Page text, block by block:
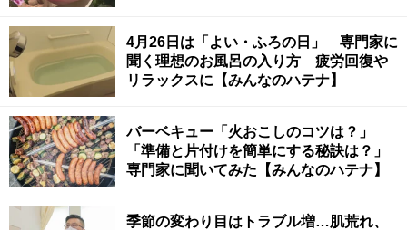
4月26日は「よい・ふろの日」 専門家に
聞く理想のお風呂の入り方 疲労回復や
リラックスに【みんなのハテナ】
バーベキュー「火おこしのコツは？」
「準備と片付けを簡単にする秘訣は？」
専門家に聞いてみた【みんなのハテナ】
季節の変わり目はトラブル増…肌荒れ、